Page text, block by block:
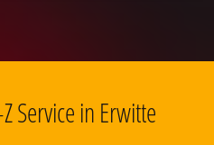
Service in Erwitte